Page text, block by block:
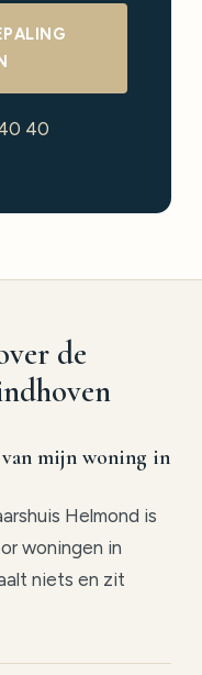
40
de
mijn woning in
Helmond is
woningen in
niets en zit